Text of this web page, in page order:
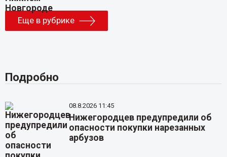
Еще в рубрике
Подробно
08.8.2026 11:45
Нижегородцев предупредили об
опасности покупки нарезанных
арбузов